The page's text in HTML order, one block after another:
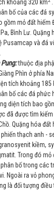
khoảng 320 km .
bố của các đá
gồm mỏ đất hiếm
Bình Lư. Quặng
Pusamcap và đá
Pung:thuộc địa
Phìn ở phía
tích khoảng 185
bố các đá phức
diện tích bao
đã được tìm
Quặng hóa
thạch anh -
kiềm,
Trong đó mỏ
bố trong các
Ngoài ra vỏ
là đối tượng điều